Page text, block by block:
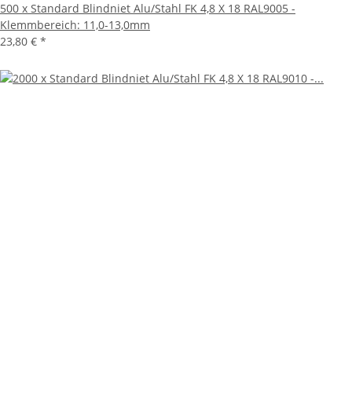
500 x Standard Blindniet Alu/Stahl FK 4,8 X 18 RAL9005 -
Klemmbereich: 11,0-13,0mm
23,80 € *